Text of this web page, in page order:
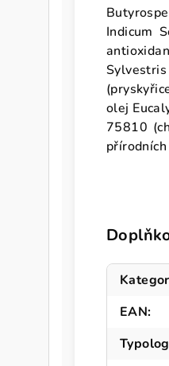
Indicum
olej
75810
EAN: